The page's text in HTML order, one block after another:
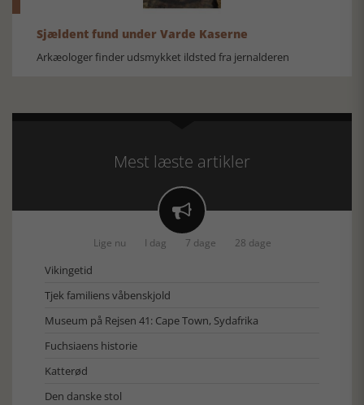
Sjældent fund under Varde Kaserne
Arkæologer finder udsmykket ildsted fra jernalderen
Mest læste artikler

Lige nu I dag 7 dage 28 dage
Vikingetid
Tjek familiens våbenskjold
Museum på Rejsen 41: Cape Town, Sydafrika
Fuchsiaens historie
Katterød
Den danske stol